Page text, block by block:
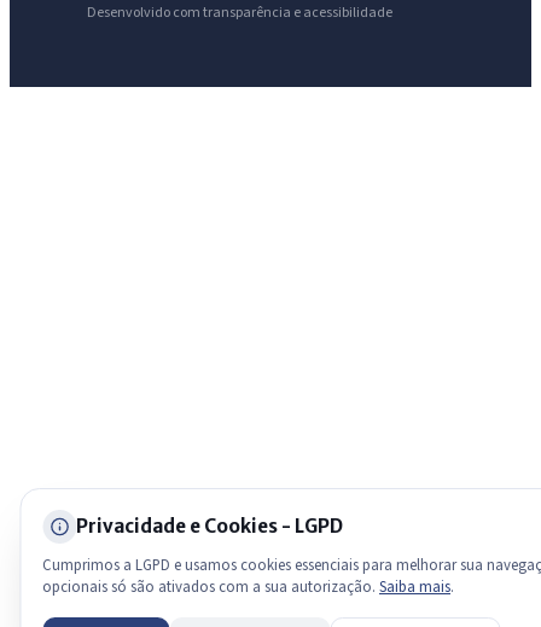
Desenvolvido com transparência e acessibilidade
Privacidade e Cookies - LGPD
Cumprimos a LGPD e usamos cookies essenciais para melhorar sua
opcionais só são ativados com a sua autorização. Saiba mais.